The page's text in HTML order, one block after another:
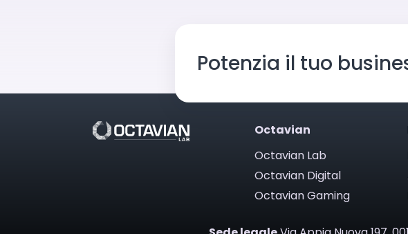
Potenzia il tuo
Octavian
Octavian Lab
Octavian Digital
Octavian Gaming